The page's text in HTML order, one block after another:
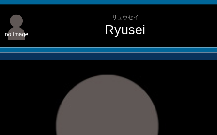
リュウセイ
Ryusei